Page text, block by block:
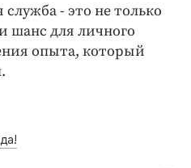
- это не только
шанс для личного
опыта, который